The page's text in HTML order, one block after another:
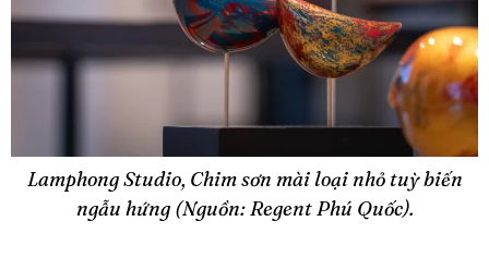
Lamphong Studio, Chim sơn mài loại nhỏ tuỳ biến
ngẫu hứng (Nguồn: Regent Phú Quốc).